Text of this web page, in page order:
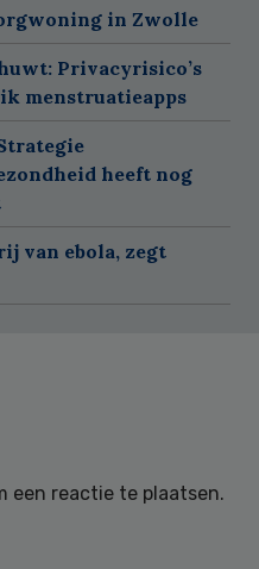
in Zwolle
Privacyrisico’s
menstruatieapps
heeft nog
van ebola, zegt
een reactie te plaatsen.